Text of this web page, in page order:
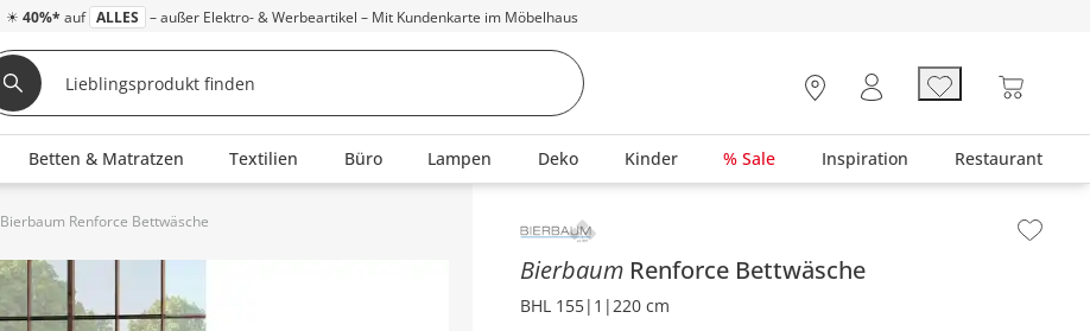
☀ 40%* auf ALLES – außer Elektro- & Werbeartikel – Mit Kundenkarte im Möbelhaus
Betten & Matratzen Textilien Büro Lampen Deko Kinder % Sale Inspiration Restaurant
Bierbaum Renforce Bettwäsche Inhalt der Seitenleiste überspringen - Zum Seitenende
Bierbaum Renforce Bettwäsche
BHL 155|1|220 cm